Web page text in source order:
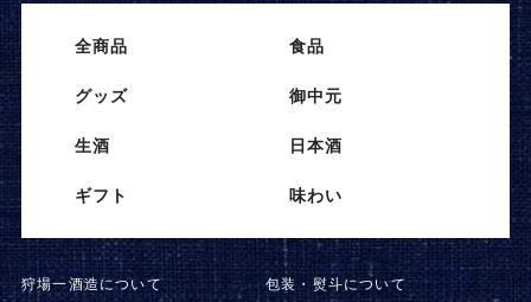
全商品 ⾷品
グッズ 御中元
⽣酒 ⽇本酒
ギフト 味わい
狩場一酒造について 包装・熨斗について